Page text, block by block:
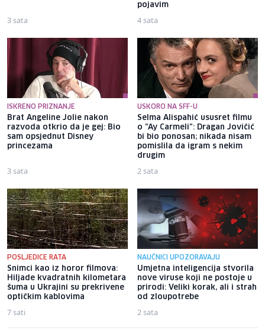
3 sata
pojavim
4 sata
ISKRENO PRIZNANJE
Brat Angeline Jolie nakon
razvoda otkrio da je gej: Bio
sam opsjednut Disney
princezama
3 sata
USKORO NA SFF-U
Selma Alispahić ususret filmu
o "Ay Carmeli": Dragan Jovičić
bi bio ponosan; nikada nisam
pomislila da igram s nekim
drugim
2 sata
POSLJEDICE RATA
Snimci kao iz horor filmova:
Hiljade kvadratnih kilometara
šuma u Ukrajini su prekrivene
optičkim kablovima
7 sati
NAUČNICI UPOZORAVAJU
Umjetna inteligencija stvorila
nove viruse koji ne postoje u
prirodi: Veliki korak, ali i strah
od zloupotrebe
2 sata